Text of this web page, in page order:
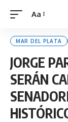
Font
Aa
MAR DEL PLATA
JORGE
SERÁN